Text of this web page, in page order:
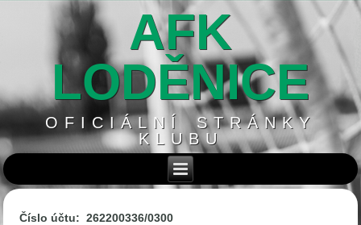
AFK
LODĚNICE
OFICIÁLNÍ STRÁNKY
KLUBU
Číslo účtu: 262200336/0300